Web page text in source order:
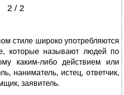
2 / 2
стиле широко употребляются
которые называют людей по
каким-либо действием или
наниматель, истец, ответчик,
заявитель.